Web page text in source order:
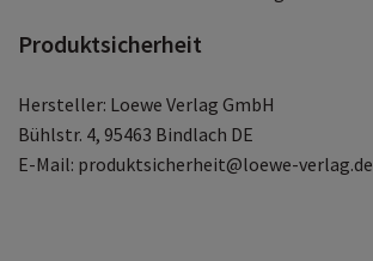
Produktsicherheit
Hersteller: Loewe Verlag GmbH
Bühlstr. 4, 95463 Bindlach DE
E-Mail: produktsicherheit@loewe-verlag.de